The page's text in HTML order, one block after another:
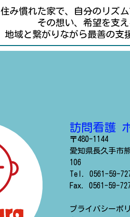
住み慣れた家で、
自分のリズム
その想い、希望を支
地域と繋がりながら最善の支
訪問看護
〒480-1144
愛知県長久手市
106
Tel. 0561-59-
Fax. 0561-59-
プライバシーポ